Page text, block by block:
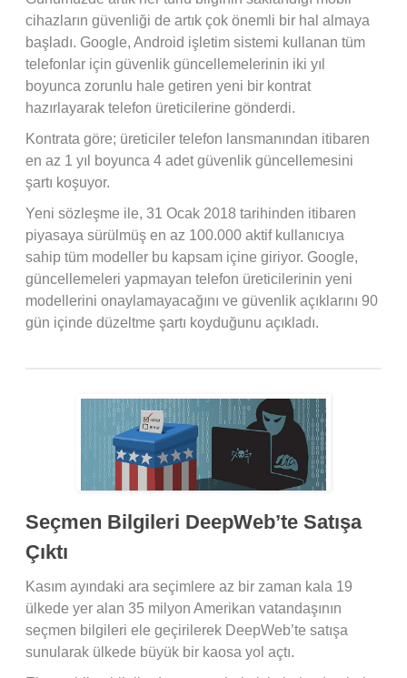
cihazların güvenliği de artık çok önemli bir hal almaya
başladı. Google, Android işletim sistemi kullanan tüm
telefonlar için güvenlik güncellemelerinin iki yıl
boyunca zorunlu hale getiren yeni bir kontrat
hazırlayarak telefon üreticilerine gönderdi.
Kontrata göre; üreticiler telefon lansmanından itibaren
en az 1 yıl boyunca 4 adet güvenlik güncellemesini
şartı koşuyor.
Yeni sözleşme ile, 31 Ocak 2018 tarihinden itibaren
piyasaya sürülmüş en az 100.000 aktif kullanıcıya
sahip tüm modeller bu kapsam içine giriyor. Google,
güncellemeleri yapmayan telefon üreticilerinin yeni
modellerini onaylamayacağını ve güvenlik açıklarını 90
gün içinde düzeltme şartı koyduğunu açıkladı.
Seçmen Bilgileri DeepWeb’te Satışa
Çıktı
Kasım ayındaki ara seçimlere az bir zaman kala 19
ülkede yer alan 35 milyon Amerikan vatandaşının
seçmen bilgileri ele geçirilerek DeepWeb’te satışa
sunularak ülkede büyük bir kaosa yol açtı.